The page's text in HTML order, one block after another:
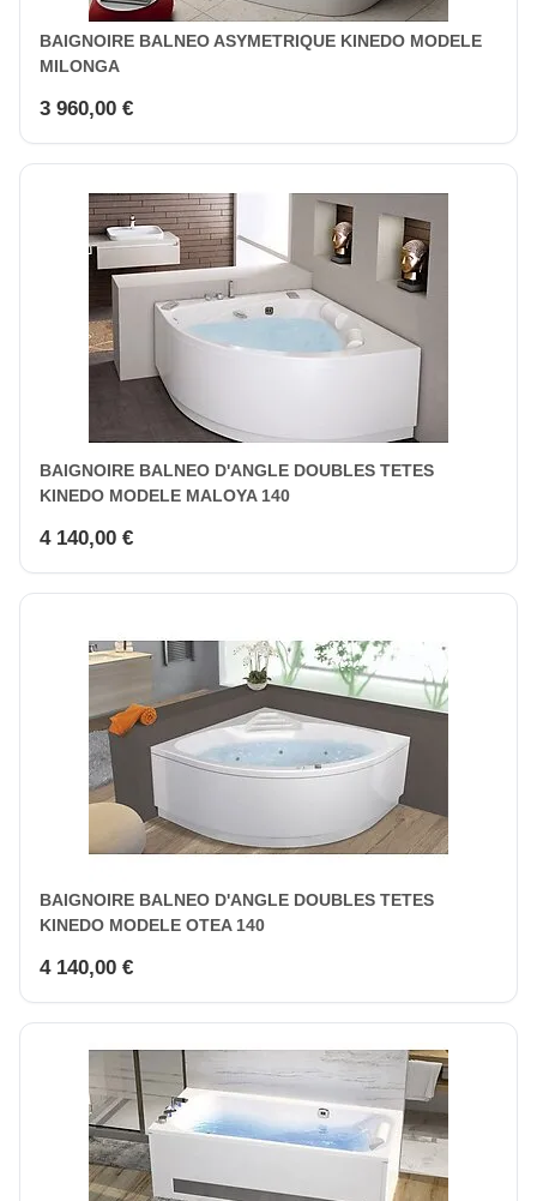
BAIGNOIRE BALNEO ASYMETRIQUE KINEDO MODELE
MILONGA
3 960,00 €
BAIGNOIRE BALNEO D'ANGLE DOUBLES TETES
KINEDO MODELE MALOYA 140
4 140,00 €
BAIGNOIRE BALNEO D'ANGLE DOUBLES TETES
KINEDO MODELE OTEA 140
4 140,00 €